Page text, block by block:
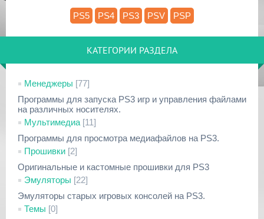
PS5 PS4 PS3 PSV PSP
КАТЕГОРИИ РАЗДЕЛА
Менеджеры [77]
Программы для запуска PS3 игр и управления файлами
на различных носителях.
Мультимедиа [11]
Программы для просмотра медиафайлов на PS3.
Прошивки [2]
Оригинальные и кастомные прошивки для PS3
Эмуляторы [22]
Эмуляторы старых игровых консолей на PS3.
Темы [0]